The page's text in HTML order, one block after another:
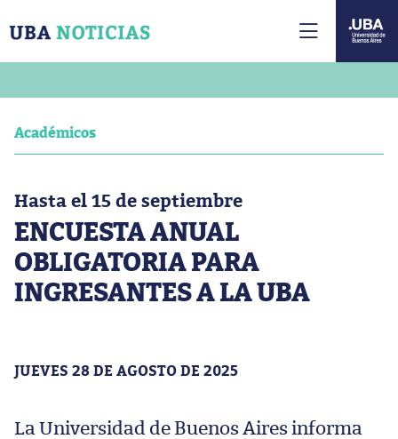
Académicos
Hasta el 15 de septiembre
ENCUESTA ANUAL
OBLIGATORIA PARA
INGRESANTES A LA UBA
JUEVES 28 DE AGOSTO DE 2025
La Universidad de Buenos Aires informa